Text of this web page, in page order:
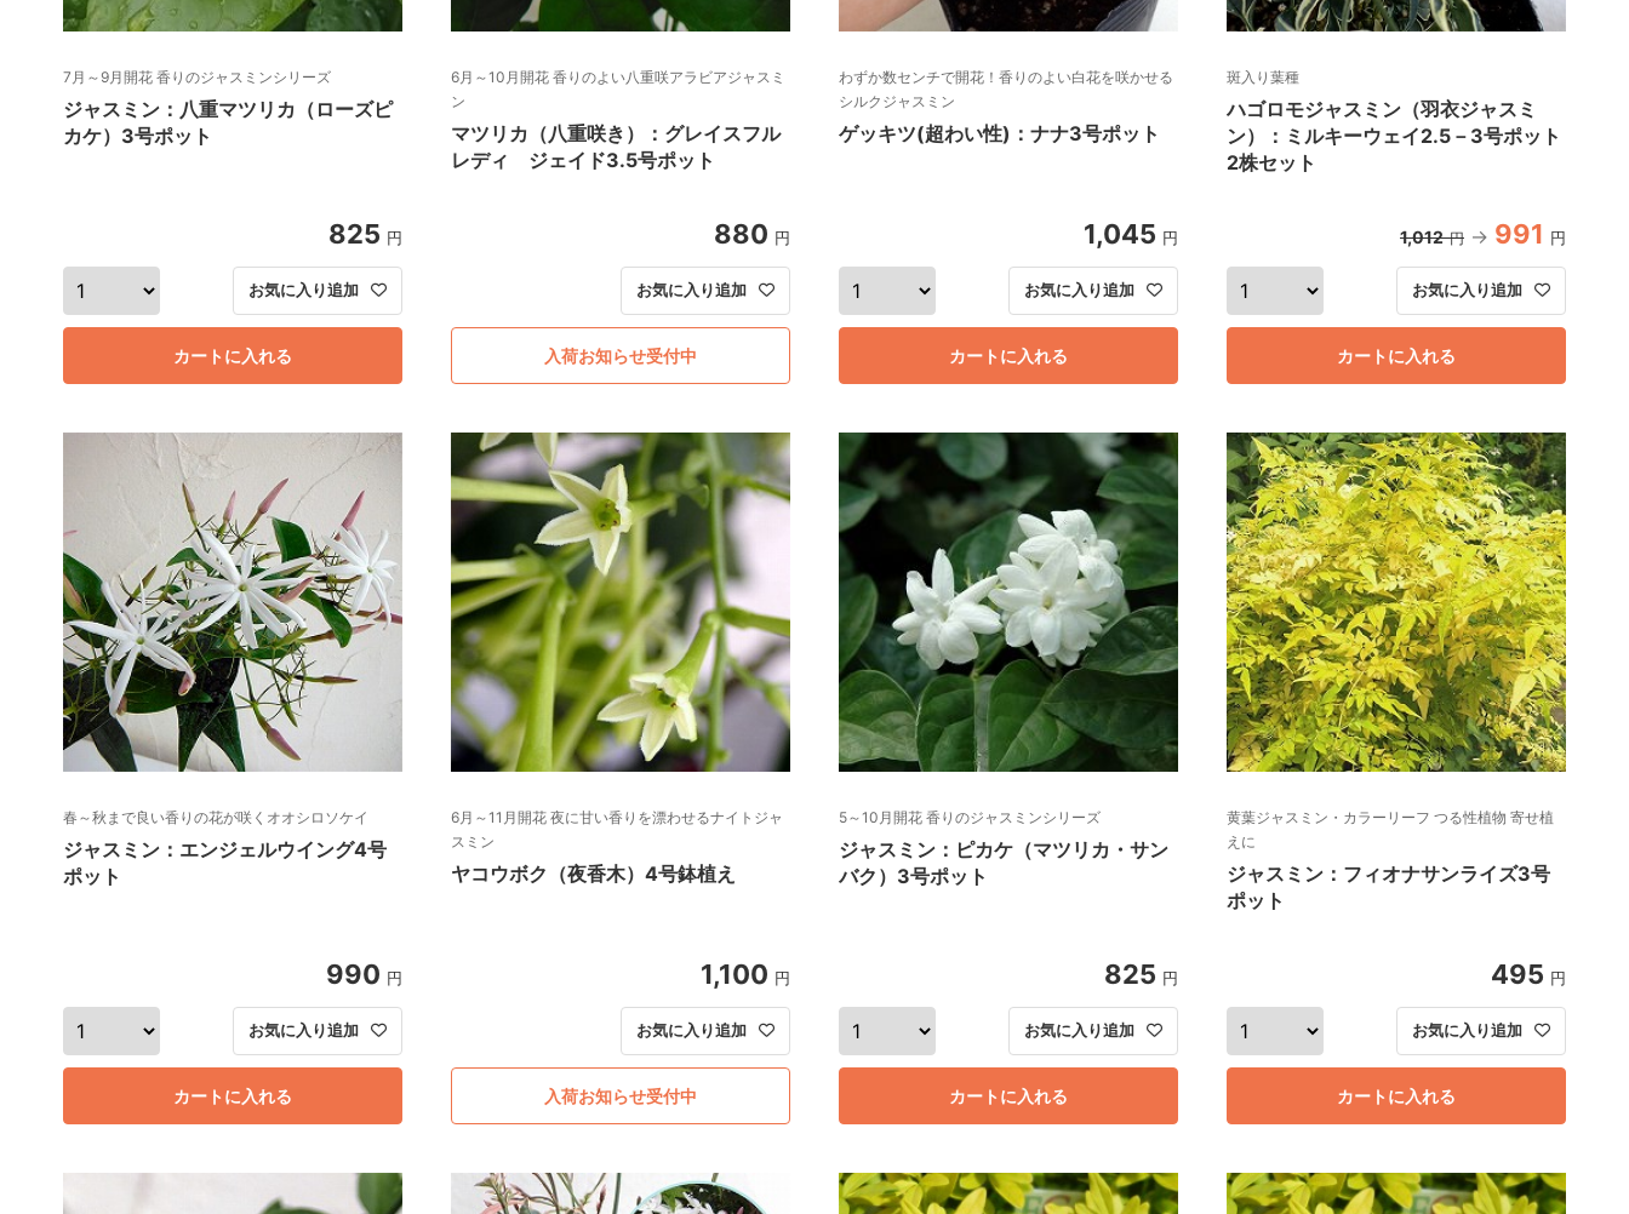
7月～9月開花 香りのジャスミンシリーズ
ジャスミン：八重マツリカ（ローズピ
カケ）3号ポット
825 円
お気に入り追加
カートに入れる
6月～10月開花 香りのよい八重咲アラビアジャスミ
ン
マツリカ（八重咲き）：グレイスフル
レディ ジェイド3.5号ポット
880 円
お気に入り追加
入荷お知らせ受付中
わずか数センチで開花！香りのよい白花を咲かせる
シルクジャスミン
ゲッキツ(超わい性)：ナナ3号ポット
1,045 円
お気に入り追加
カートに入れる
斑入り葉種
ハゴロモジャスミン（羽衣ジャスミ
ン）：ミルキーウェイ2.5－3号ポット
2株セット
1,012 円 991 円
お気に入り追加
カートに入れる
春～秋まで良い香りの花が咲くオオシロソケイ
ジャスミン：エンジェルウイング4号
ポット
990 円
お気に入り追加
カートに入れる
6月～11月開花 夜に甘い香りを漂わせるナイトジャ
スミン
ヤコウボク（夜香木）4号鉢植え
1,100 円
お気に入り追加
入荷お知らせ受付中
5～10月開花 香りのジャスミンシリーズ
ジャスミン：ピカケ（マツリカ・サン
バク）3号ポット
825 円
お気に入り追加
カートに入れる
黄葉ジャスミン・カラーリーフ つる性植物 寄せ植
えに
ジャスミン：フィオナサンライズ3号
ポット
495 円
お気に入り追加
カートに入れる